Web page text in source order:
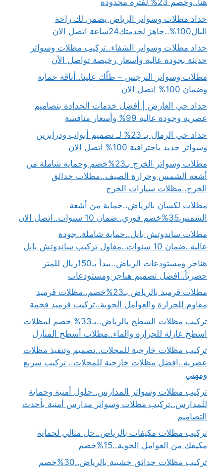
هنا..وخصم 23% لفترة محدودة
حداد مظلات وسواتر الرياض يضمن لك راحة
البال100%..جاهز لخدمتك24ساعة اتصل الان
حداد مظلات وسواتر الشفاء..تركيب مظلات وسواتر
حديثة بجودة عالية وأسعار رخيصة تواصل الأن
مظلات وسواتر النرجس – ظلّك علينا..أناقة حماية
وضمان 100% اتصل الان
حداد حي العارض | أفضل خدمات الحدادة بتصاميم
عصرية وجودة عالية 99% وأسعار منافسة
حداد حي الرمال بـ 23% لـ تصميم أبواب ودرابزين
وسواتر حديد باحترافية 100% اتصل الان
مظلات وسواتر الخرج بـ23%خصم وحماية شاملة من
أشعة الشمس وحرارة الصيف..مظلات حدائق
الخرج..مظلات سيارات الخرج
مظلات لكسان بالرياض..حماية من أشعة
الشمس35%خصم فوري..ضمان 10 سنوات..اتصل الان
مظلات ساندوتش بانل..حماية شاملة..جودة
عالية..ضمان 10 سنوات..مقاول تركيب ساندوتش بانل
هناجر ومستودعات الرياض..يبدأ بـ150ريال للمتر
حصرياً..افضل تصميم هناجر ومستودعات
مظلات قرميد بالرياض بـ23%خصم..مظلات قرميد
مقاوم للحرارة والعوامل الجوية..تركيب قرميد فخمة
تركيب مظلات السطح بالرياض..بـ33% خصم لمظلات
اسطح عازلة للحرارة والماء..مظلات أسطح المنازل
تركيب مظلات خارجية للمحلات..تصميم وتنفيذ مظلات
عصرية..افضل مظلات خارجية للمحلات.. تركيب سريع
ومهني
تركيب مظلات وسواتر المدارس..حلول أمنية وحماية
للمدارس..تركيب مظلات وسواتر مدارس أمنية بأحدث
التصاميم
تركيب مظلات مكيفات بالرياض..حل مثالي لحماية
مكيفك من العوامل الجوية..15%خصم
تركيب مظلات حدائق خشبية بالرياض..30%خصم